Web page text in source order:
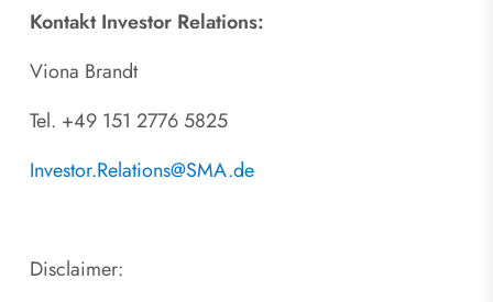
Kontakt Investor Relations:
Viona Brandt
Tel. +49 151 2776 5825
Investor.Relations@SMA.de
Disclaimer: